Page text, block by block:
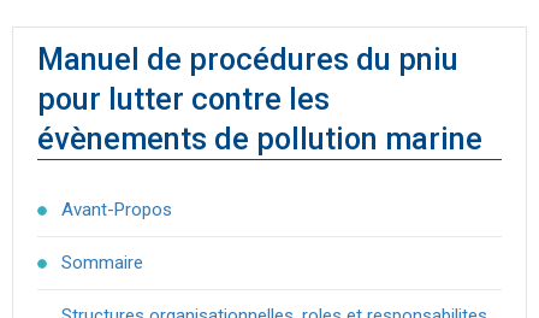
Manuel de procédures du pniu
pour lutter contre les
évènements de pollution marine
Avant-Propos
Sommaire